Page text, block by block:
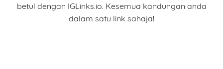
betul dengan IGLinks.io. Kesemua kandungan anda
dalam satu link sahaja!